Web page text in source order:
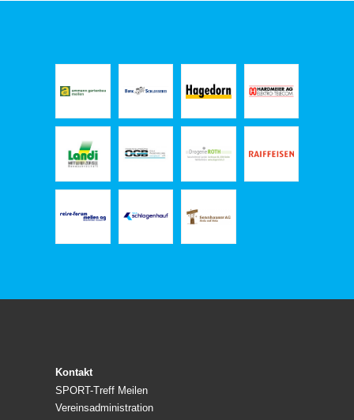
Kontakt
SPORT-Treff Meilen
Vereinsadministration